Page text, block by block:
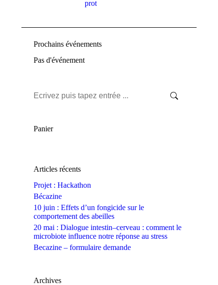
protégées.
Prochains événements
Pas d'événement
Recherche
Panier
Articles récents
Projet : Hackathon
Bécazine
10 juin : Effets d’un fongicide sur le
comportement des abeilles
20 mai : Dialogue intestin–cerveau : comment le
microbiote influence notre réponse au stress
Becazine – formulaire demande
Archives